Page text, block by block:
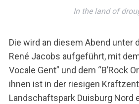
In the land of
Die wird an diesem Abend unter
René Jacobs aufgeführt, mit
Vocale Gent” und dem “B’Rock
ihnen ist in der riesigen
Landschaftspark Duisburg Nord